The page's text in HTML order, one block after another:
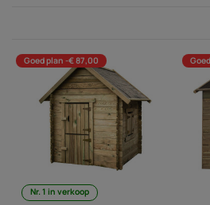
Goed plan -€ 87,00
Nr. 1 in verkoop